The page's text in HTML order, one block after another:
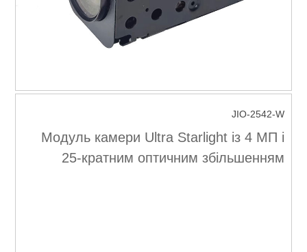
JIO-2542-W
Модуль камери Ultra Starlight із 4 МП і
25-кратним оптичним збільшенням